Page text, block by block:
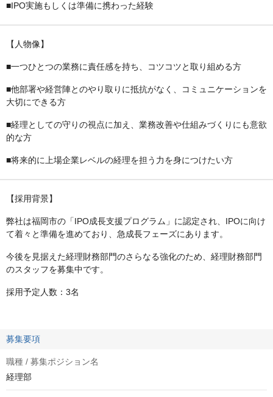
■IPO実施もしくは準備に携わった経験
【人物像】
■一つひとつの業務に責任感を持ち、コツコツと取り組める方
■他部署や経営陣とのやり取りに抵抗がなく、コミュニケーションを
大切にできる方
■経理としての守りの視点に加え、業務改善や仕組みづくりにも意欲
的な方
■将来的に上場企業レベルの経理を担う力を身につけたい方
【採用背景】
弊社は福岡市の「IPO成長支援プログラム」に認定され、IPOに向け
て着々と準備を進めており、急成長フェーズにあります。
今後を見据えた経理財務部門のさらなる強化のため、経理財務部門
のスタッフを募集中です。
採用予定人数：3名
募集要項
職種 / 募集ポジション名
経理部